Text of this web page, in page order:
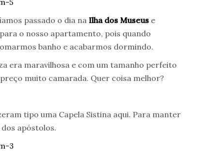
passado o dia na Ilha dos Museus e
o nosso apartamento, pois quando
banho e acabarmos dormindo.
era maravilhosa e com um tamanho perfeito
muito camarada. Quer coisa melhor?
tipo uma Capela Sistina aqui. Para manter
apóstolos.